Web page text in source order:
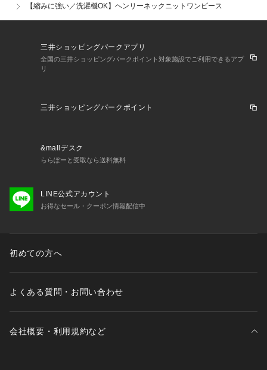
・裏地なし
※照明の関係により、実際よりも色味が違って見える場合があ
ります。また、パソコン・スマートフォンなどの環境により、
若干製品と画像のカラーが異なる場合もございます。
----------------------------------------
▽気になる商品はハートマークをクリック！
▽ブランドのお気に入り登録も！
【縮みに強い／洗濯機OK】ヘンリーネックニットワンピース
三井ショッピングパークアプリ
全国の三井ショッピングパークポイント対象施設でご利用できるアプ
リ
三井ショッピングパークポイント
&mallデスク
ららぽーと受取なら送料無料
LINE公式アカウント
お得なセール・クーポン情報配信中
初めての方へ
よくある質問・お問い合わせ
会社概要・利用規約など